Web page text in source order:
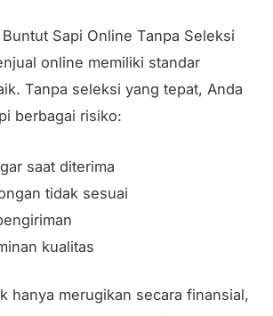
Sapi Online Tanpa Seleksi
online memiliki standar
Tanpa seleksi yang tepat, Anda
berbagai risiko:
saat diterima
tidak sesuai
kualitas
hanya merugikan secara finansial,